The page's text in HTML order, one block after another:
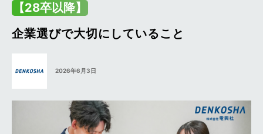
【28卒以降】
企業選びで大切にしていること
2026年6月3日